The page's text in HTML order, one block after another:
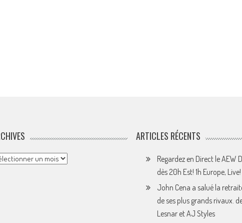
ARTICLES RÉCENTS
Regardez en Direct le AEW
dès 20h Est! 1h Europe, Live!
John Cena a salué la
de ses plus grands rivaux.
Lesnar et AJ Styles